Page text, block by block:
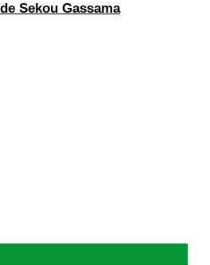
Sekou Gassama